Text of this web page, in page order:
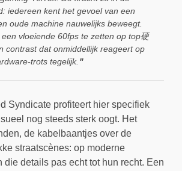
iedereen kent het gevoel van een
oude machine nauwelijks beweegt.
vloeiende 60fps te zetten op top硬
contrast dat onmiddellijk reageert op
trots tegelijk.
Syndicate profiteert hier specifiek
nog steeds sterk oogt. Het
de kabelbaantjes over de
straatscènes: op moderne
die details pas echt tot hun recht. Een